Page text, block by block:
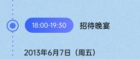
18:00-19:30 招待晚宴
2013年6月7日（周五）